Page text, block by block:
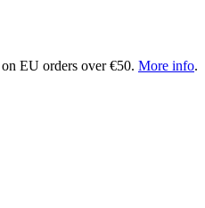
EU orders over €50. More info.